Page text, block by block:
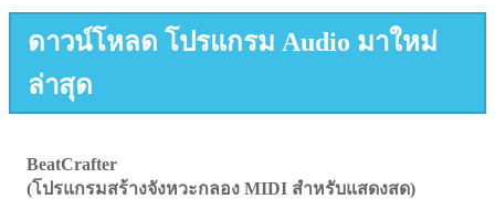
ดาวน์โหลด โปรแกรม Audio มาใหม่
ล่าสุด
BeatCrafter
(โปรแกรมสร้างจังหวะกลอง MIDI สำหรับแสดงสด)